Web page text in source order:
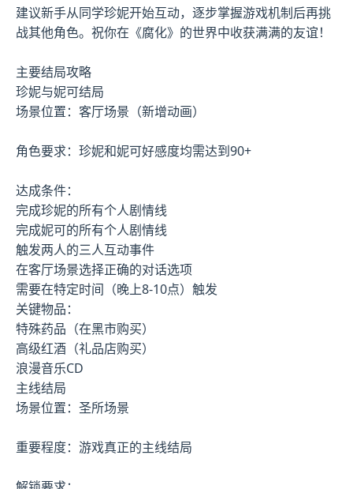
建议新手从同学珍妮开始互动，逐步掌握游戏机制后再挑
战其他角色。祝你在《腐化》的世界中收获满满的友谊！
主要结局攻略
珍妮与妮可结局
场景位置：客厅场景（新增动画）
角色要求：珍妮和妮可好感度均需达到90+
达成条件：
完成珍妮的所有个人剧情线
完成妮可的所有个人剧情线
触发两人的三人互动事件
在客厅场景选择正确的对话选项
需要在特定时间（晚上8-10点）触发
关键物品：
特殊药品（在黑市购买）
高级红酒（礼品店购买）
浪漫音乐CD
主线结局
场景位置：圣所场景
重要程度：游戏真正的主线结局